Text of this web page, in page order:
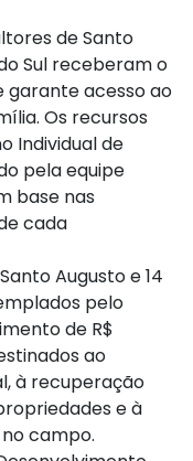
de Santo
Sul receberam o
garante acesso ao
Os recursos
Individual de
pela equipe
base nas
cada
Augusto e 14
pelo
de R$
ao
à recuperação
e à
campo.